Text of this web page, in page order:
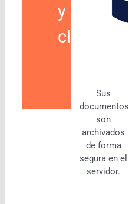
y
clasifica
Sus
documentos
son
archivados
de forma
segura en el
servidor.